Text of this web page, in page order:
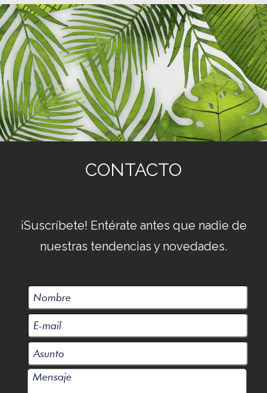
CONTACTO
¡Suscríbete! Entérate antes que nadie de
nuestras tendencias y novedades.